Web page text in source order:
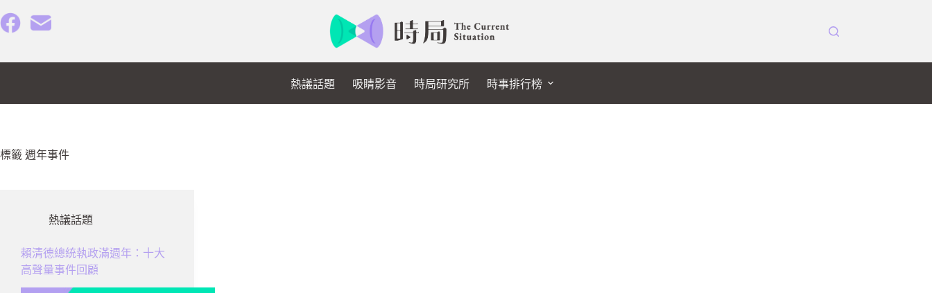
至
熱議話題 吸睛影音 時局研究所 時事排行榜
標籤 週年事件
熱議話題
賴清德總統執政滿週年：十大
高聲量事件回顧